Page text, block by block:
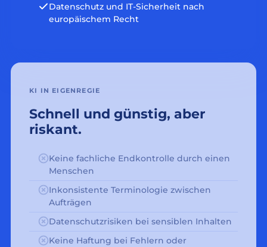
Datenschutz und IT-Sicherheit nach
europäischem Recht
KI IN EIGENREGIE
Schnell und günstig, aber
riskant.
Keine fachliche Endkontrolle durch einen
Menschen
Inkonsistente Terminologie zwischen
Aufträgen
Datenschutzrisiken bei sensiblen Inhalten
Keine Haftung bei Fehlern oder